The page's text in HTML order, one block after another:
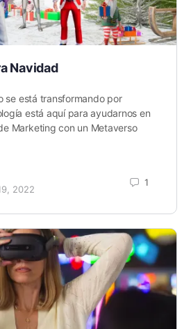
Navidad
se está transformando por
está aquí para ayudarnos en
Marketing con un Metaverso
2022
1